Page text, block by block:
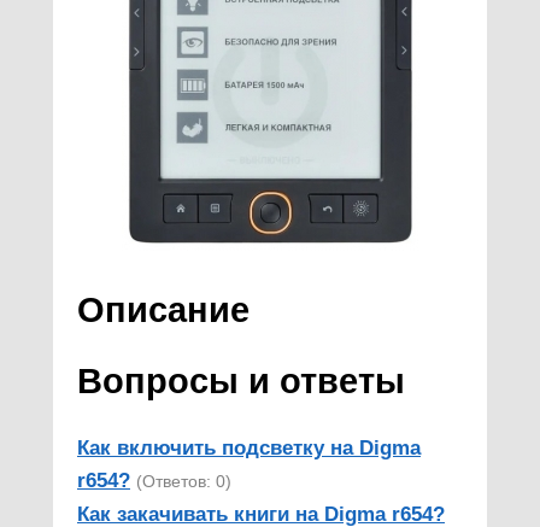
Описание
Вопросы и ответы
Как включить подсветку на Digma
r654? (Ответов: 0)
Как закачивать книги на Digma r654?